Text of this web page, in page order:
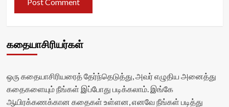
கதையாசிரியர்கள்
ஒரு கதையாசிரியரைத் தேர்ந்தெடுத்து, அவர் எழுதிய அனைத்து
கதைகளையும் நீங்கள் இப்போது படிக்கலாம். இங்கே
ஆயிரக்கணக்கான கதைகள் உள்ளன, எனவே நீங்கள் படித்து